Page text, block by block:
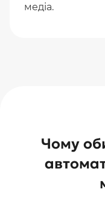
медіа.
Чому